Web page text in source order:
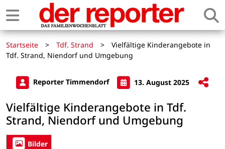
Startseite > Tdf. Strand >
Vielfältige Kinderangebote in
Tdf. Strand, Niendorf und Umgebung
Reporter Timmendorf 13. August 2025
Vielfältige Kinderangebote in Tdf.
Strand, Niendorf und Umgebung
Bilder